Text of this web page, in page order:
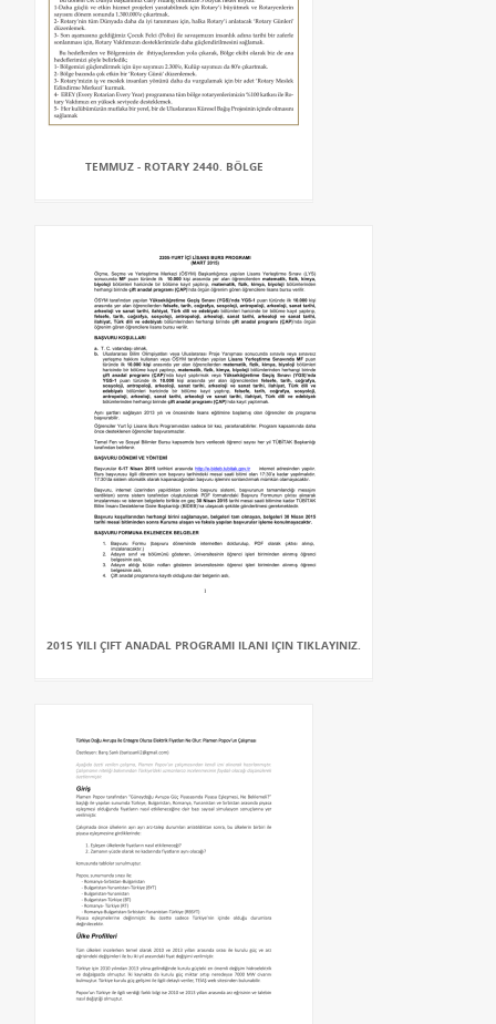
TEMMUZ - ROTARY 2440. BÖLGE
2015 YILI ÇIFT ANADAL PROGRAMI ILANI IÇIN TIKLAYINIZ.